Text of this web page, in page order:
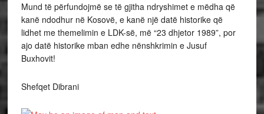
Mund të përfundojmë se të gjitha ndryshimet e mëdha që
kanë ndodhur në Kosovë, e kanë një datë historike që
lidhet me themelimin e LDK-së, më “23 dhjetor 1989”, por
ajo datë historike mban edhe nënshkrimin e Jusuf
Buxhovit!
Shefqet Dibrani